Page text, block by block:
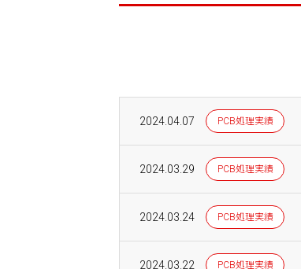
2024.04.07 PCB処理実績
2024.03.29 PCB処理実績
2024.03.24 PCB処理実績
2024.03.22 PCB処理実績